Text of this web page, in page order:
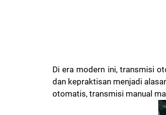
Di era modern ini, transmisi
dan kepraktisan menjadi
otomatis, transmisi manual